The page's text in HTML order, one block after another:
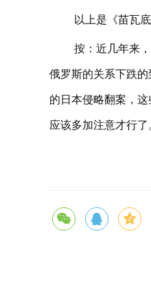
以上是《苗瓦
按：近几年来
俄罗斯的关系下跌
的日本侵略翻案，
应该多加注意才行了